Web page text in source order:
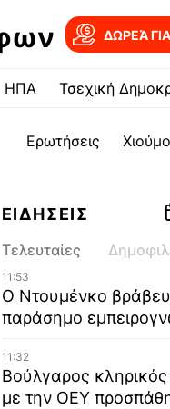
ΔΩΡΕΆ
ΗΠΑ Τσεχική
Ερωτήσεις
ΕΙΔΗΣΕΙΣ
Τελευταίες
11:53
Ο Ντουμένκο
παράσημο
11:32
Βούλγαρος
με την ΟΕΥ